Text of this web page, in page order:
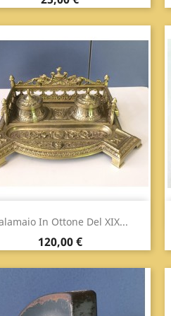
In Ottone Del XIX...
Prezzo
120,00 €
 Anteprima